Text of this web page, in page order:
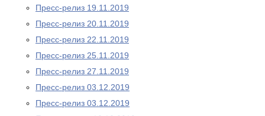
Пресс-релиз 19.11.2019
Пресс-релиз 20.11.2019
Пресс-релиз 22.11.2019
Пресс-релиз 25.11.2019
Пресс-релиз 27.11.2019
Пресс-релиз 03.12.2019
Пресс-релиз 03.12.2019